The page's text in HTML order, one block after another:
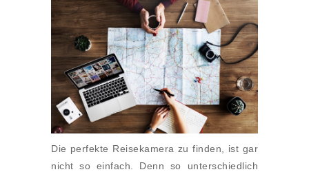
Die perfekte Reisekamera zu finden, ist gar
nicht so einfach. Denn so unterschiedlich